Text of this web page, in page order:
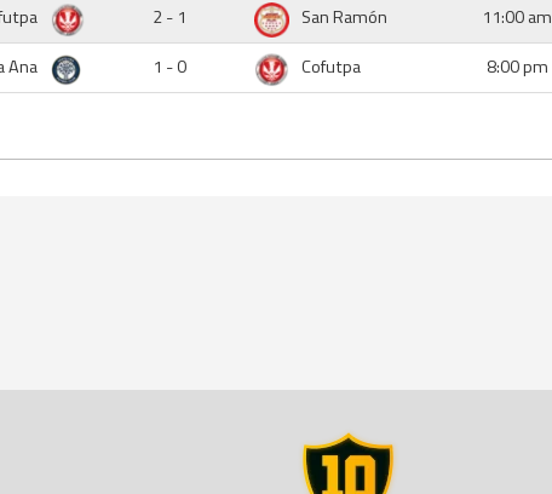
2 - 1 San Ramón
11:00 am
Ana 1 - 0 Cofutpa 8:00 pm